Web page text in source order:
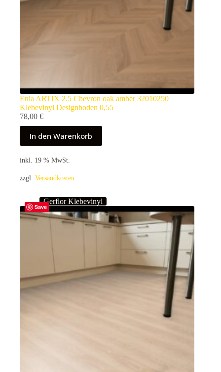
Enia ARTIX 2.5 Chevron oak amber 32010250
Klebevinyl Designboden 0,55
78,00 €
In den Warenkorb
inkl. 19 % MwSt.
zzgl. Versandkosten
Save
Gerflor Klebevinyl